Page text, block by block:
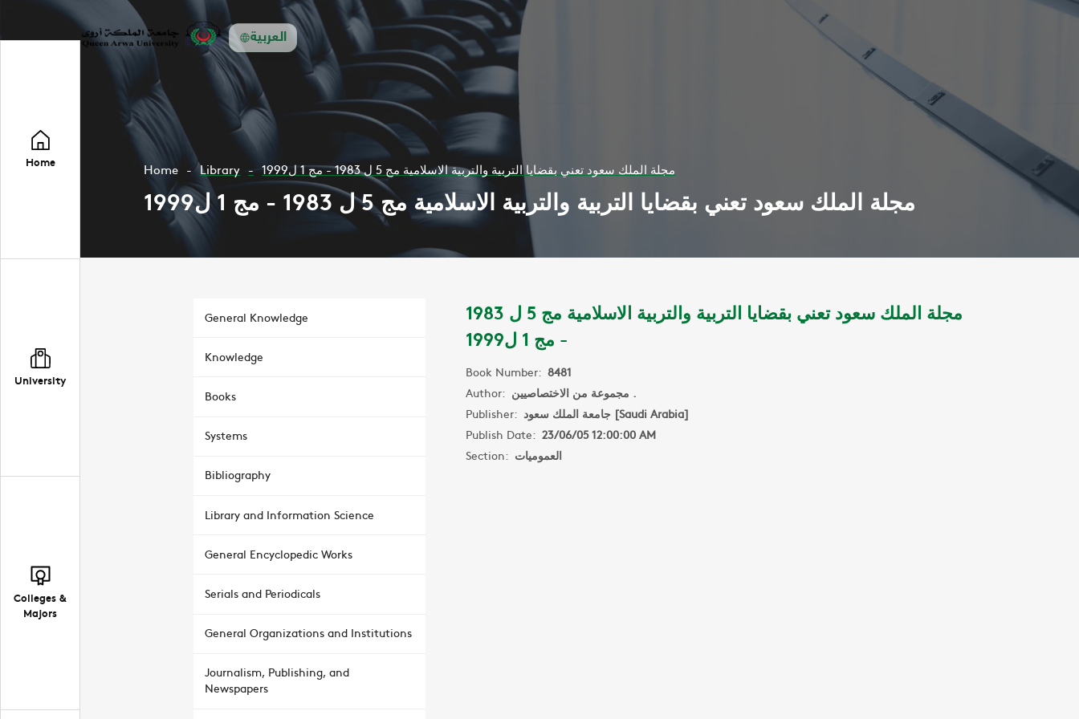
العربية
Home
University
Colleges &
Majors
Home Library مجلة الملك سعود تعني بقضايا التربية والتربية الاسلامية مج 5 ل 1983 - مج 1 ل1999
مجلة الملك سعود تعني بقضايا التربية والتربية الاسلامية مج 5 ل 1983 - مج 1 ل1999
General Knowledge
Knowledge
Books
Systems
Bibliography
Library and Information Science
General Encyclopedic Works
Serials and Periodicals
General Organizations and Institutions
Journalism, Publishing, and
Newspapers
مجلة الملك سعود تعني بقضايا التربية والتربية الاسلامية مج 5 ل 1983
- مج 1 ل1999
Book Number: 8481
Author:
مجموعة من الاختصاصيين .
Publisher:
جامعة الملك سعود [Saudi Arabia]
Publish Date: 23/06/05 12:00:00 AM
Section: العموميات